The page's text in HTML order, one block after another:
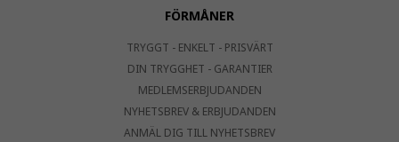
FÖRMÅNER
TRYGGT - ENKELT - PRISVÄRT
DIN TRYGGHET - GARANTIER
MEDLEMSERBJUDANDEN
NYHETSBREV & ERBJUDANDEN
ANMÄL DIG TILL NYHETSBREV